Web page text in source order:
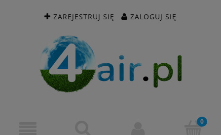
ZAREJESTRUJ SIĘ ZALOGUJ SIĘ